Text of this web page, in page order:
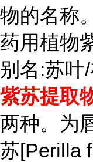
物的名称。
药用植物
别名:苏叶/
紫苏提取
两种。为
苏[Perilla